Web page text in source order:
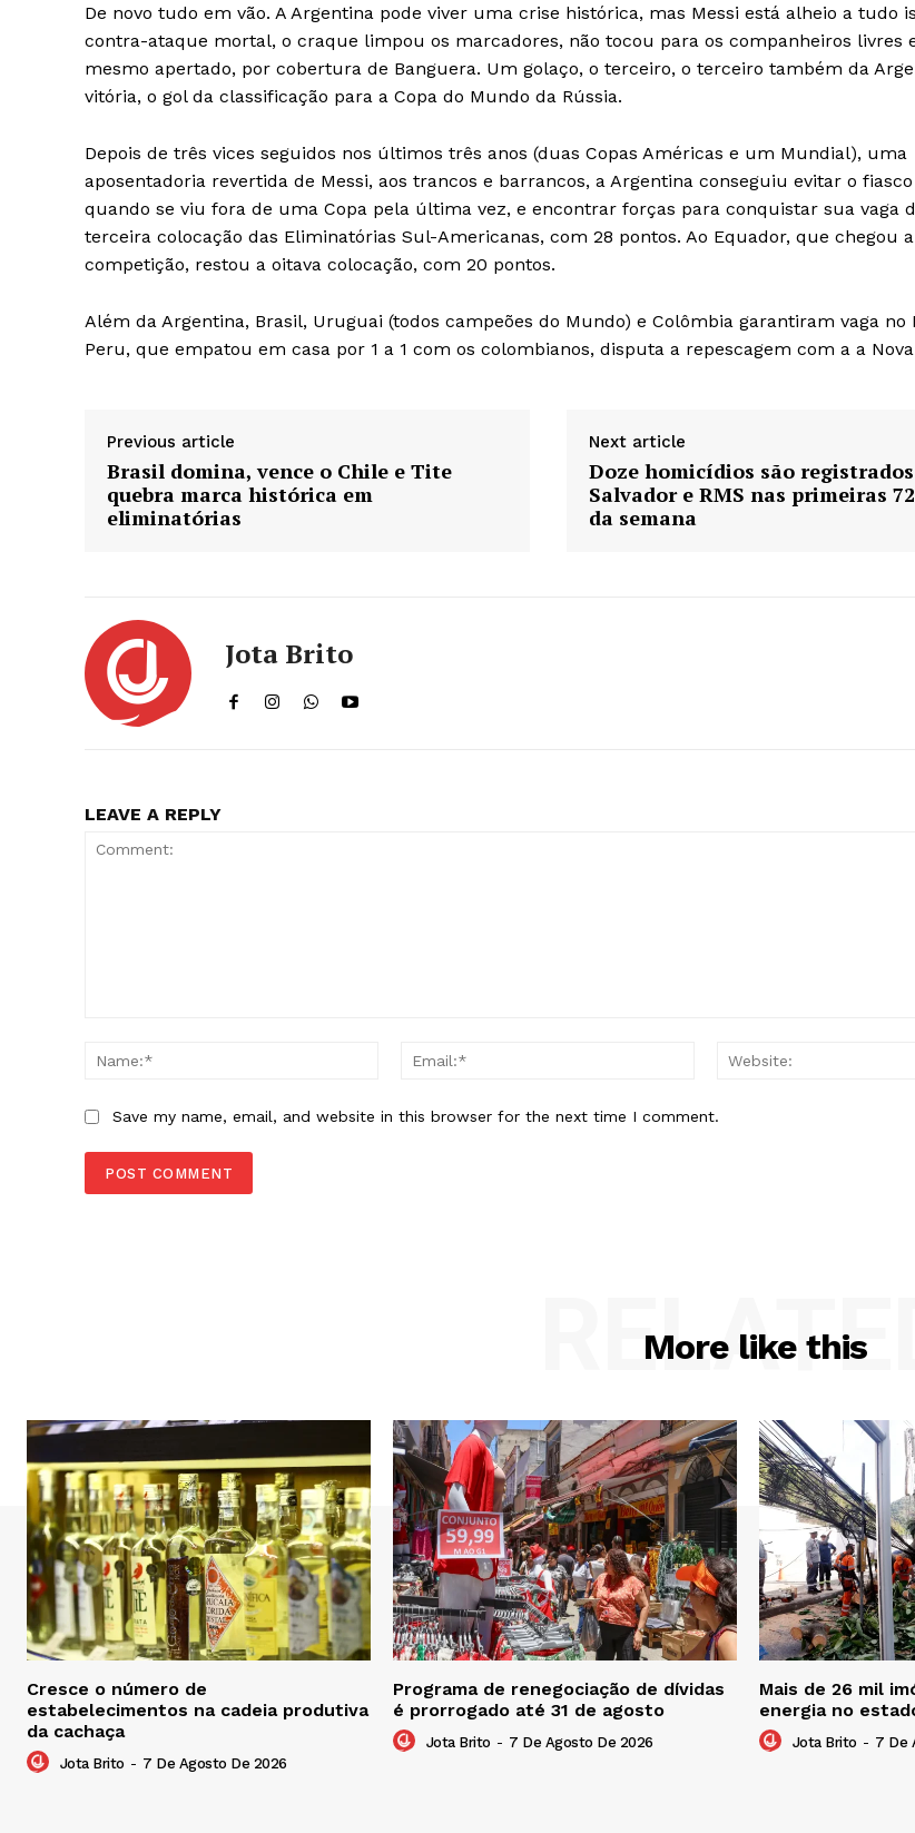
De novo tudo em vão. A Argentina pode viver uma crise histórica, mas Messi está alheio a tudo
contra-ataque mortal, o craque limpou os marcadores, não tocou para os companheiros livres
mesmo apertado, por cobertura de Banguera. Um golaço, o terceiro, o terceiro também da
vitória, o gol da classificação para a Copa do Mundo da Rússia.
Depois de três vices seguidos nos últimos três anos (duas Copas Américas e um Mundial), uma
aposentadoria revertida de Messi, aos trancos e barrancos, a Argentina conseguiu evitar o fiasco
quando se viu fora de uma Copa pela última vez, e encontrar forças para conquistar sua vaga
terceira colocação das Eliminatórias Sul-Americanas, com 28 pontos. Ao Equador, que chegou
competição, restou a oitava colocação, com 20 pontos.
Além da Argentina, Brasil, Uruguai (todos campeões do Mundo) e Colômbia garantiram vaga no
Peru, que empatou em casa por 1 a 1 com os colombianos, disputa a repescagem com a a
Previous article
Brasil domina, vence o Chile e Tite
quebra marca histórica em
eliminatórias
Next article
Doze homicídios são
Salvador e RMS nas primeiras
da semana
Jota Brito
LEAVE A REPLY
Name:*
Email:*
Save my name, email, and website in this browser for the next time I comment.
More like this
RELATED
Cresce o número de
estabelecimentos na cadeia produtiva
da cachaça
Jota Brito - 7 De Agosto De 2026
Programa de renegociação de dívidas
é prorrogado até 31 de agosto
Jota Brito - 7 De Agosto De 2026
Mais de 26 mil
energia no
Jota Brito - 7 De